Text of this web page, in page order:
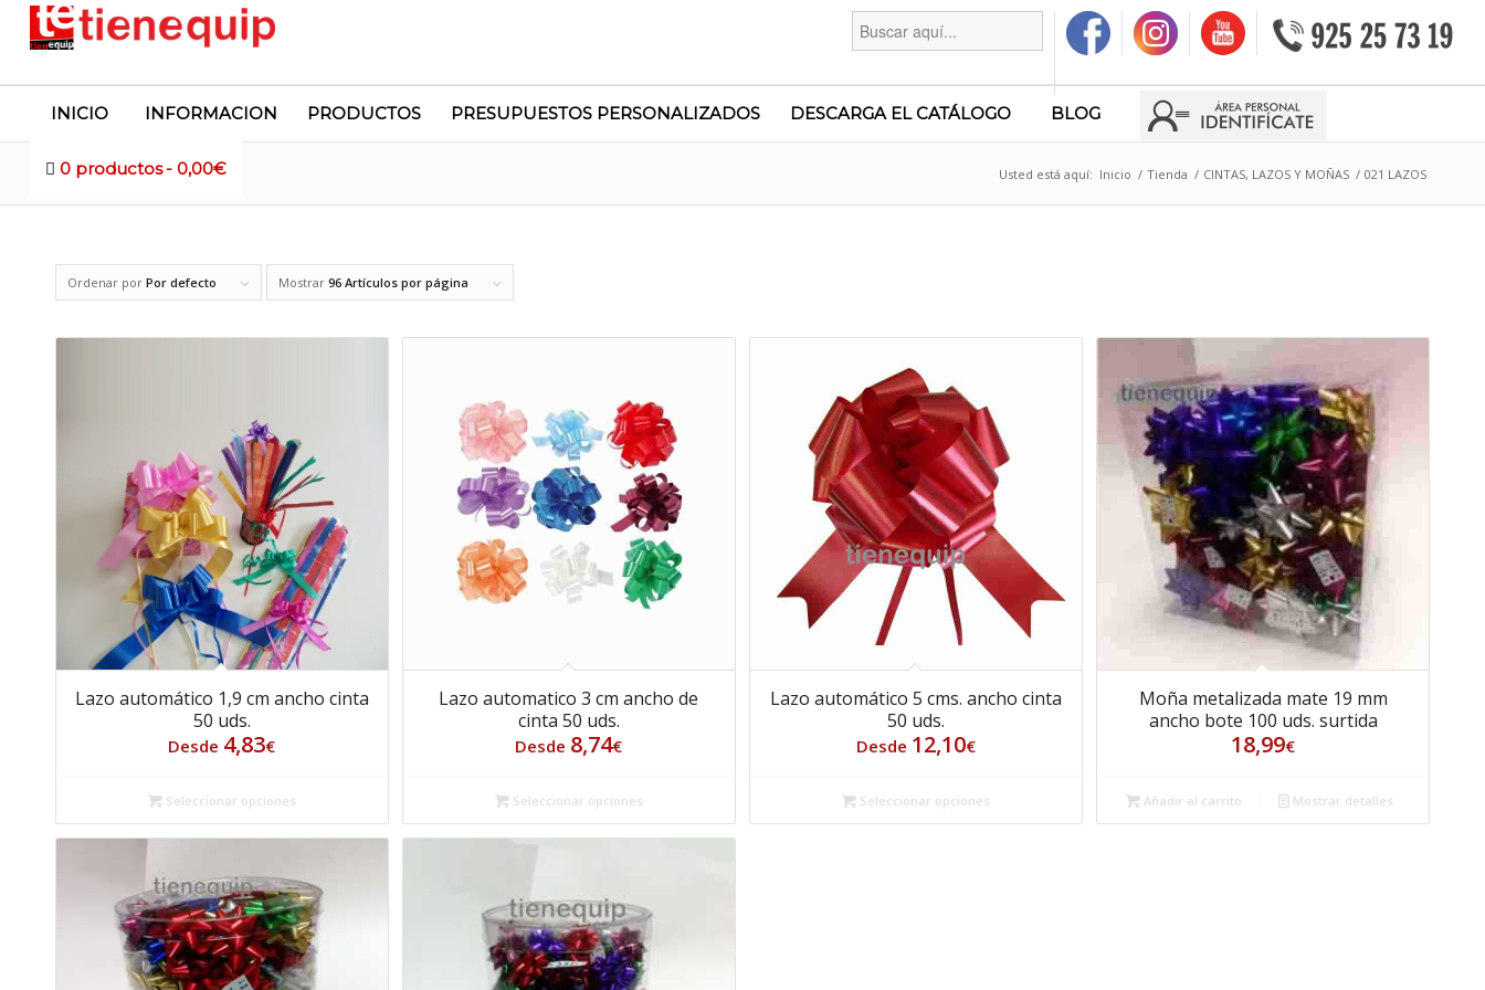
Buscar:
INICIO INFORMACION PRODUCTOS PRESUPUESTOS PERSONALIZADOS DESCARGA EL CATÁLOGO BLOG
0 productos 0,00€
021 LAZOS Usted está aquí: Inicio / Tienda / CINTAS, LAZOS Y MOÑAS / 021 LAZOS
Ordenar por Por defecto Mostrar 96 Artículos por página
Lazo automático 1,9 cm ancho cinta
50 uds.
Desde 4,83€
Seleccionar opciones
Lazo automatico 3 cm ancho de
cinta 50 uds.
Desde 8,74€
Seleccionar opciones
Lazo automático 5 cms. ancho cinta
50 uds.
Desde 12,10€
Seleccionar opciones
Moña metalizada mate 19 mm
ancho bote 100 uds. surtida
18,99€
Añadir al carrito Mostrar detalles